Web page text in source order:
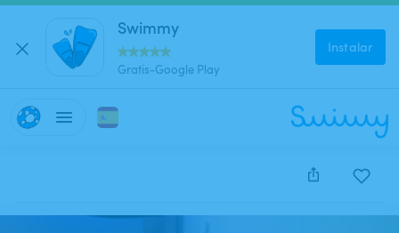
Swimmy
Gratis-Google Play
Instalar